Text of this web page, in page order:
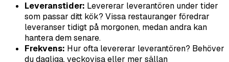
Leveranstider: Levererar leverantören under tider
som passar ditt kök? Vissa restauranger föredrar
leveranser tidigt på morgonen, medan andra kan
hantera dem senare.
Frekvens: Hur ofta levererar leverantören? Behöver
du dagliga, veckovisa eller mer sällan